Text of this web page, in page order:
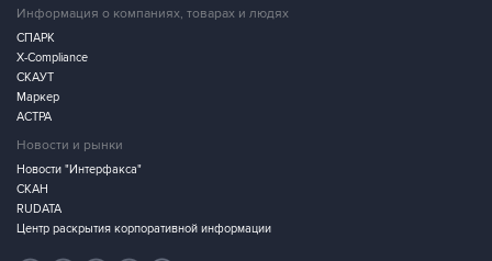
Информация о компаниях, товарах и людях
СПАРК
X-Compliance
СКАУТ
Маркер
АСТРА
Новости и рынки
Новости "Интерфакса"
СКАН
RUDATA
Центр раскрытия корпоративной информации